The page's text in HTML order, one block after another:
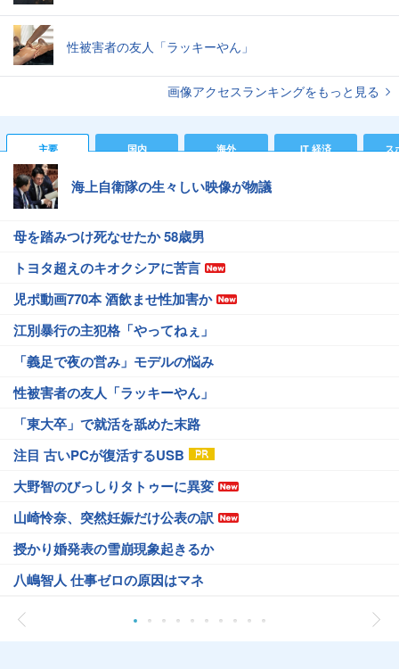
性被害者の友人「ラッキーやん」
画像アクセスランキングをもっと見る
主要 国内 海外 IT 経済 ス
海上自衛隊の生々しい映像が物議
母を踏みつけ死なせたか 58歳男
トヨタ超えのキオクシアに苦言
児ポ動画770本 酒飲ませ性加害か
江別暴行の主犯格「やってねぇ」
「義足で夜の営み」モデルの悩み
性被害者の友人「ラッキーやん」
「東大卒」で就活を舐めた末路
注目 古いPCが復活するUSB
大野智のびっしりタトゥーに異変
山崎怜奈、突然妊娠だけ公表の訳
授かり婚発表の雪崩現象起きるか
八嶋智人 仕事ゼロの原因はマネ